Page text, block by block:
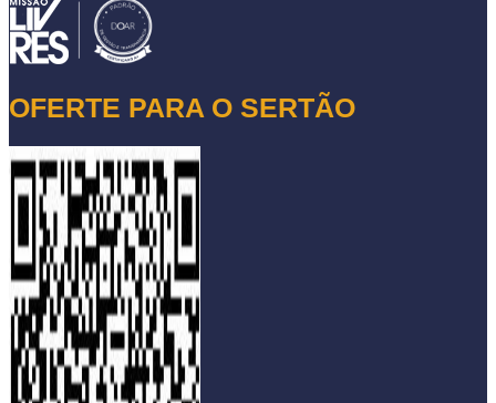
OFERTE PARA O SERTÃO